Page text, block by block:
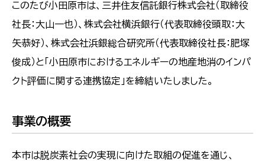
このたび小田原市は、三井住友信託銀行株式会社（取締役
社長：大山一也）、株式会社横浜銀行（代表取締役頭取：大
矢恭好）、株式会社浜銀総合研究所（代表取締役社長：肥塚
俊成）と「小田原市におけるエネルギーの地産地消のインパ
クト評価に関する連携協定」を締結いたしました。
事業の概要
本市は脱炭素社会の実現に向けた取組の促進を通じ、